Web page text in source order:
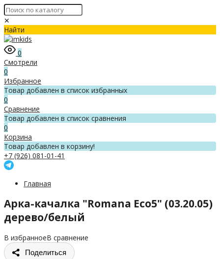
✕
Найти
0
Смотрели
0
Избранное
Товар добавлен в список избранных
0
Сравнение
Товар добавлен в список сравнения
0
Корзина
Товар добавлен в корзину!
+7 (926) 081-01-41
Главная
Арка-качалка "Romana Eco5" (03.20.05)
дерево/белый
В избранноеВ сравнение
Поделиться